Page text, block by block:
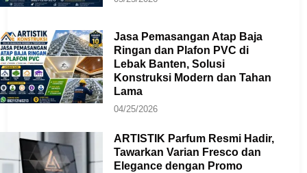
Jasa Pemasangan Atap Baja
Ringan dan Plafon PVC di
Lebak Banten, Solusi
Konstruksi Modern dan Tahan
Lama
04/25/2026
ARTISTIK Parfum Resmi Hadir,
Tawarkan Varian Fresco dan
Elegance dengan Promo